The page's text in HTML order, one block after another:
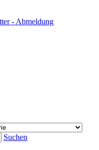
- Abmeldung
Suchen